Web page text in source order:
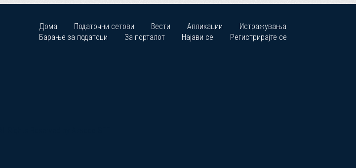
Дома Податочни сетови Вести Апликации
Истражувања
Барање за податоци
За порталот Најави се Регистрирајте се